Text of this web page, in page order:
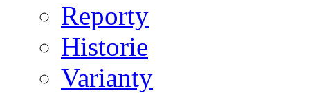
Reporty
Historie
Varianty